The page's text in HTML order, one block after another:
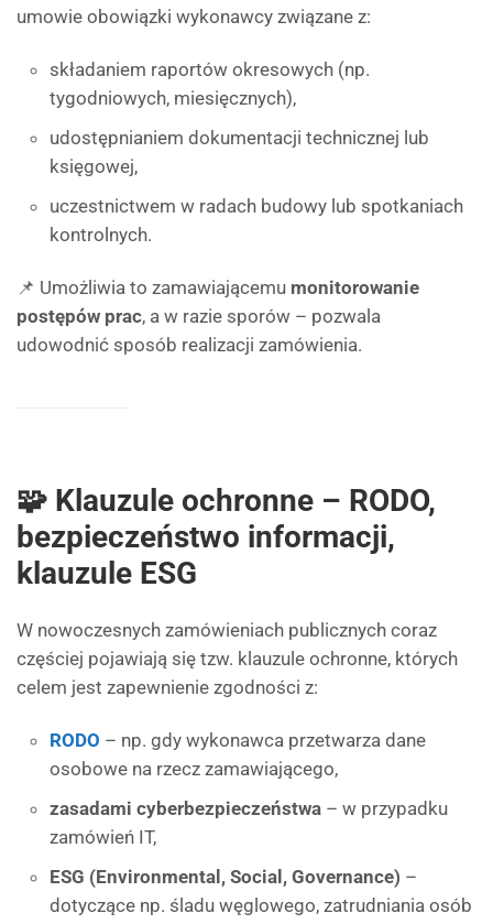
umowie obowiązki wykonawcy związane z:
składaniem raportów okresowych (np.
tygodniowych, miesięcznych),
udostępnianiem dokumentacji technicznej lub
księgowej,
uczestnictwem w radach budowy lub spotkaniach
kontrolnych.
📌 Umożliwia to zamawiającemu monitorowanie
postępów prac, a w razie sporów – pozwala
udowodnić sposób realizacji zamówienia.
🧩 Klauzule ochronne – RODO,
bezpieczeństwo informacji,
klauzule ESG
W nowoczesnych zamówieniach publicznych coraz
częściej pojawiają się tzw. klauzule ochronne, których
celem jest zapewnienie zgodności z:
RODO – np. gdy wykonawca przetwarza dane
osobowe na rzecz zamawiającego,
zasadami cyberbezpieczeństwa – w przypadku
zamówień IT,
ESG (Environmental, Social, Governance) –
dotyczące np. śladu węglowego, zatrudniania osób